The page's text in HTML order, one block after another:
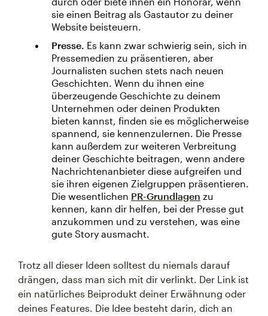
sie einen Beitrag als Gastautor zu deiner
Website beisteuern.
Presse. Es kann zwar schwierig sein, sich in
Pressemedien zu präsentieren, aber
Journalisten suchen stets nach neuen
Geschichten. Wenn du ihnen eine
überzeugende Geschichte zu deinem
Unternehmen oder deinen Produkten
bieten kannst, finden sie es möglicherweise
spannend, sie kennenzulernen. Die Presse
kann außerdem zur weiteren Verbreitung
deiner Geschichte beitragen, wenn andere
Nachrichtenanbieter diese aufgreifen und
sie ihren eigenen Zielgruppen präsentieren.
Die wesentlichen PR-Grundlagen zu
kennen, kann dir helfen, bei der Presse gut
anzukommen und zu verstehen, was eine
gute Story ausmacht.
Trotz all dieser Ideen solltest du niemals darauf
drängen, dass man sich mit dir verlinkt. Der Link ist
ein natürliches Beiprodukt deiner Erwähnung oder
deines Features. Die Idee besteht darin, dich an